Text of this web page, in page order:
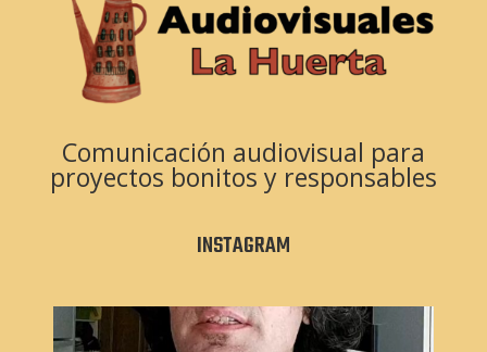
Comunicación audiovisual para
proyectos bonitos y responsables
INSTAGRAM